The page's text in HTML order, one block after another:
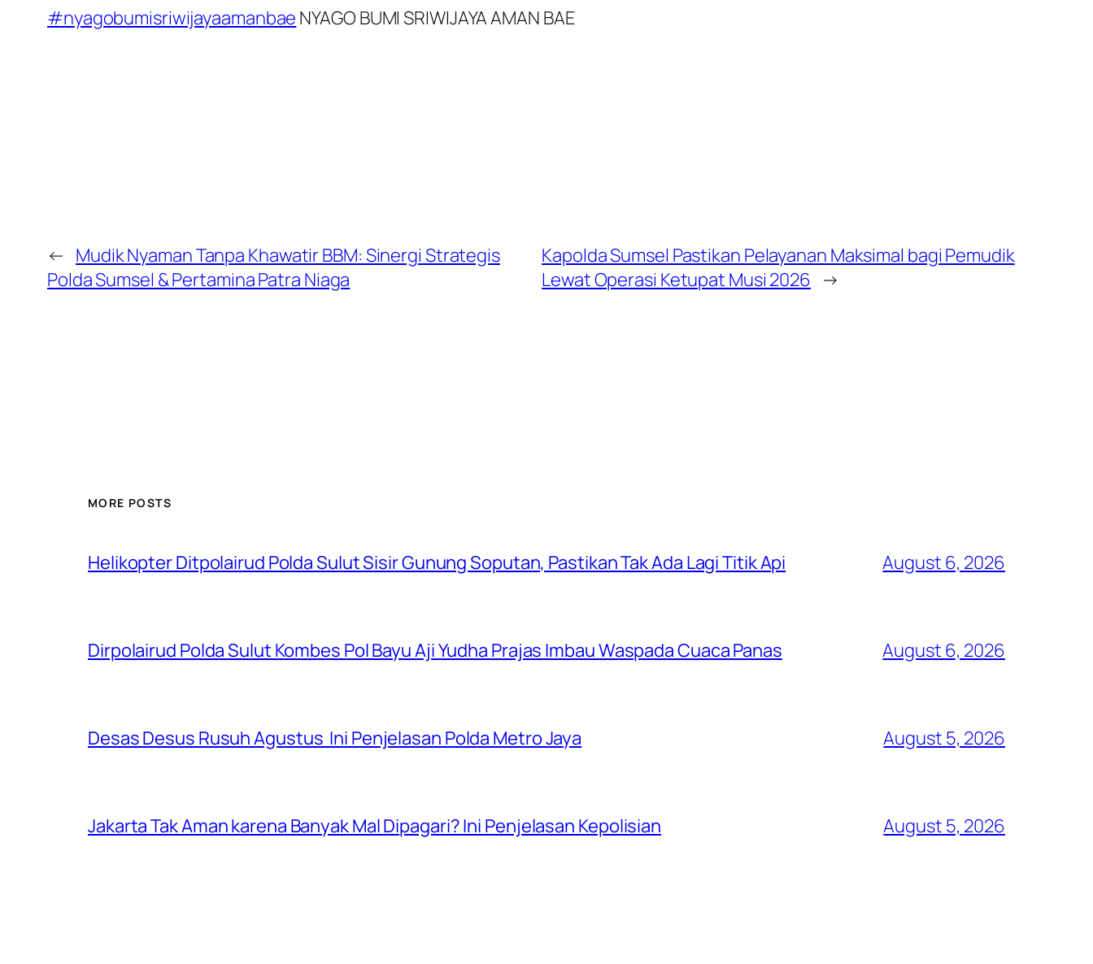
#nyagobumisriwijayaamanbae NYAGO BUMI SRIWIJAYA AMAN BAE
← Mudik Nyaman Tanpa Khawatir BBM: Sinergi Strategis
Polda Sumsel & Pertamina Patra Niaga
Kapolda Sumsel Pastikan Pelayanan Maksimal bagi Pemudik
Lewat Operasi Ketupat Musi 2026 →
MORE POSTS
Helikopter Ditpolairud Polda Sulut Sisir Gunung Soputan, Pastikan Tak Ada Lagi Titik Api August 6, 2026
Dirpolairud Polda Sulut Kombes Pol Bayu Aji Yudha Prajas Imbau Waspada Cuaca Panas August 6, 2026
Desas Desus Rusuh Agustus Ini Penjelasan Polda Metro Jaya August 5, 2026
Jakarta Tak Aman karena Banyak Mal Dipagari? Ini Penjelasan Kepolisian August 5, 2026